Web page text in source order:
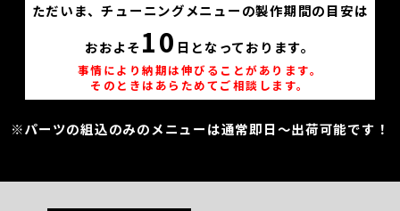
ただいま、チューニングメニューの製作期間の目安は
おおよそ 10 日となっております。
事情により納期は伸びることがあります。
そのときはあらためてご相談します。
※パーツの組込のみのメニューは通常即日～出荷可能です！